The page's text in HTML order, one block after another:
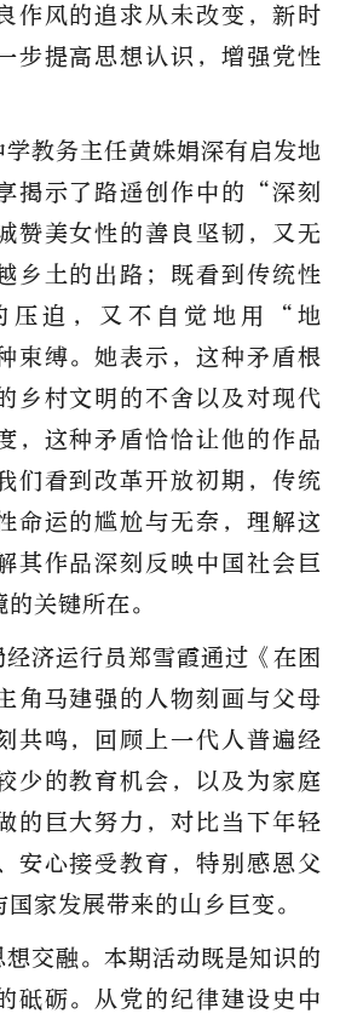
作风的追求从未改变，新时
步提高思想认识，增强党性
教务主任黄姝娟深有启发地
揭示了路遥创作中的“深刻
赞美女性的善良坚韧，又无
乡土的出路；既看到传统性
压迫，又不自觉地用“地
束缚。她表示，这种矛盾根
乡村文明的不舍以及对现代
，这种矛盾恰恰让他的作品
们看到改革开放初期，传统
命运的尴尬与无奈，理解这
其作品深刻反映中国社会巨
关键所在。
济运行员郑雪霞通过《在困
角马建强的人物刻画与父母
共鸣，回顾上一代人普遍经
少的教育机会，以及为家庭
的巨大努力，对比当下年轻
安心接受教育，特别感恩父
家发展带来的山乡巨变。
交融。本期活动既是知识的
砥砺。从党的纪律建设史中